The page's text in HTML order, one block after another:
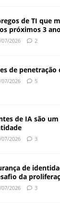
de TI que
próximos 3
07/2026 2
de penetração
07/2026 5
de IA são
07/2026 3
de
da
07/2026 3